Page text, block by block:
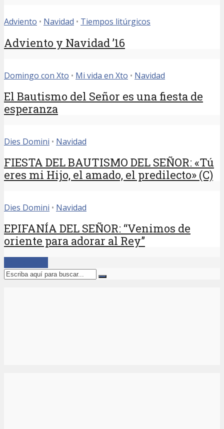
Adviento • Navidad • Tiempos litúrgicos
Adviento y Navidad ’16
Domingo con Xto • Mi vida en Xto • Navidad
El Bautismo del Señor es una fiesta de
esperanza
Dies Domini • Navidad
FIESTA DEL BAUTISMO DEL SEÑOR: «Tú
eres mi Hijo, el amado, el predilecto» (C)
Dies Domini • Navidad
EPIFANÍA DEL SEÑOR: “Venimos de
oriente para adorar al Rey”